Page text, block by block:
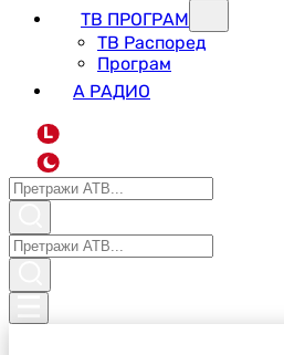
ТВ ПРОГРАМ
ТВ Распоред
Програм
А РАДИО
L